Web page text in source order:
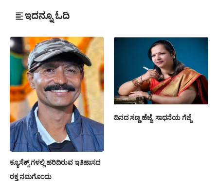
ಇದನ್ನೂ ಓದಿ
ಕ್ಯೂಸೆಕ್ಸ್ ಗಳಲ್ಲಿ ಹರಿದಿರುವ ಇತಿಹಾಸದ
ರಕ್ತ ನಮಗೊಂದು
ದಿನದ ಸಣ್ಣ ಹೆಜ್ಜೆ, ಸಾಧನೆಯ ಗೆಜ್ಜೆ